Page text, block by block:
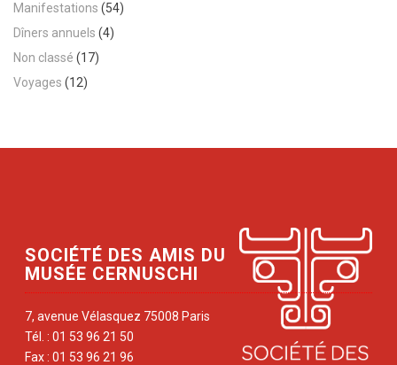
Manifestations (54)
Dîners annuels (4)
Non classé (17)
Voyages (12)
SOCIÉTÉ DES AMIS DU
MUSÉE CERNUSCHI
7, avenue Vélasquez 75008 Paris
Tél. : 01 53 96 21 50
Fax : 01 53 96 21 96